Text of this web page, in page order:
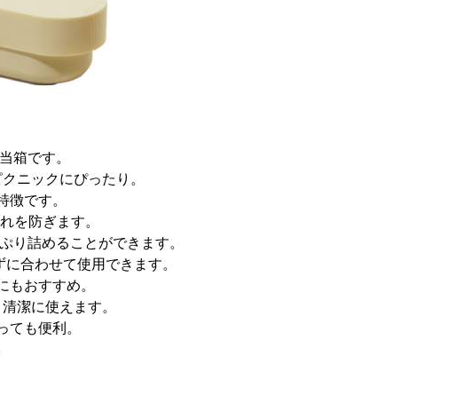
箱です。
ニックにぴったり。
です。
を防ぎます。
り詰めることができます。
合わせて使用できます。
もおすすめ。
潔に使えます。
も便利。